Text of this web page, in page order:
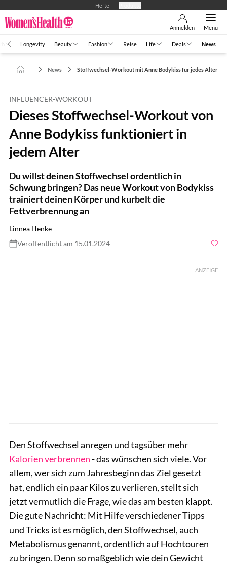
Hefte
Anmelden Menü
Longevity Beauty Fashion Reise Life Deals News
News Stoffwechsel-Workout mit Anne Bodykiss für jedes Alter
INFLUENCER-WORKOUT
Dieses Stoffwechsel-Workout von
Anne Bodykiss funktioniert in
jedem Alter
Du willst deinen Stoffwechsel ordentlich in
Schwung bringen? Das neue Workout von Bodykiss
trainiert deinen Körper und kurbelt die
Fettverbrennung an
Linnea Henke
Veröffentlicht am 15.01.2024
ANZEIGE
Den Stoffwechsel anregen und tagsüber mehr
Kalorien verbrennen- das wünschen sich viele. Vor
allem, wer sich zum Jahresbeginn das Ziel gesetzt
hat, endlich ein paar Kilos zu verlieren, stellt sich
jetzt vermutlich die Frage, wie das am besten klappt.
Die gute Nachricht: Mit Hilfe verschiedener Tipps
und Tricks ist es möglich, den Stoffwechsel, auch
Metabolismus genannt, ordentlich auf Hochtouren
zu bringen. Denn so maßgeblich wie dein Gewicht